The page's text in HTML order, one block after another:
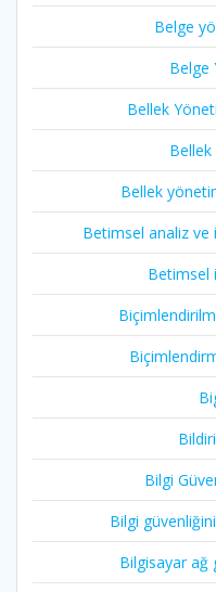
Belge
Belge
Bellek
Bellek
Betimsel analiz ve
Betimsel
Bilgi
Bilgi
Bilgisayar ağ